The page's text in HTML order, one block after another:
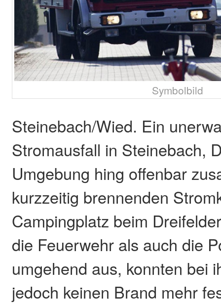
Symbolbild
Steinebach/Wied. Ein
Stromausfall in Steinebach,
Umgebung hing offenbar
kurzzeitig brennenden
Campingplatz beim
die Feuerwehr als auch die
umgehend aus, konnten bei
jedoch keinen Brand mehr